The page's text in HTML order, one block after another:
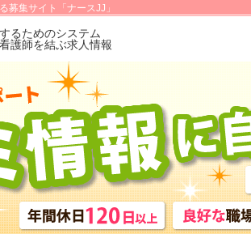
募集サイト「ナースJJ」
るためのシステム
護師を結ぶ求人情報